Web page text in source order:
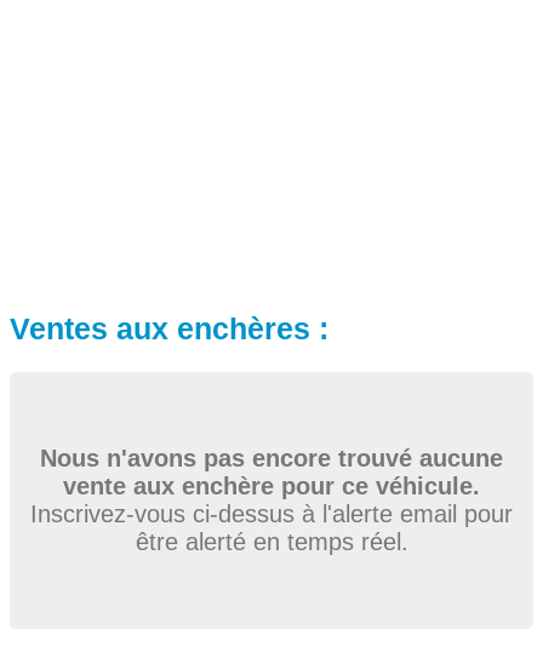
Ventes aux enchères :
Nous n'avons pas encore trouvé aucune
vente aux enchère pour ce véhicule.
Inscrivez-vous ci-dessus à l'alerte email pour
être alerté en temps réel.